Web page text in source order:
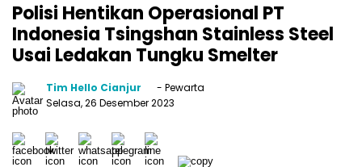
Polisi Hentikan Operasional PT
Indonesia Tsingshan Stainless Steel
Usai Ledakan Tungku Smelter
Tim Hello Cianjur
- Pewarta
Selasa, 26 Desember 2023